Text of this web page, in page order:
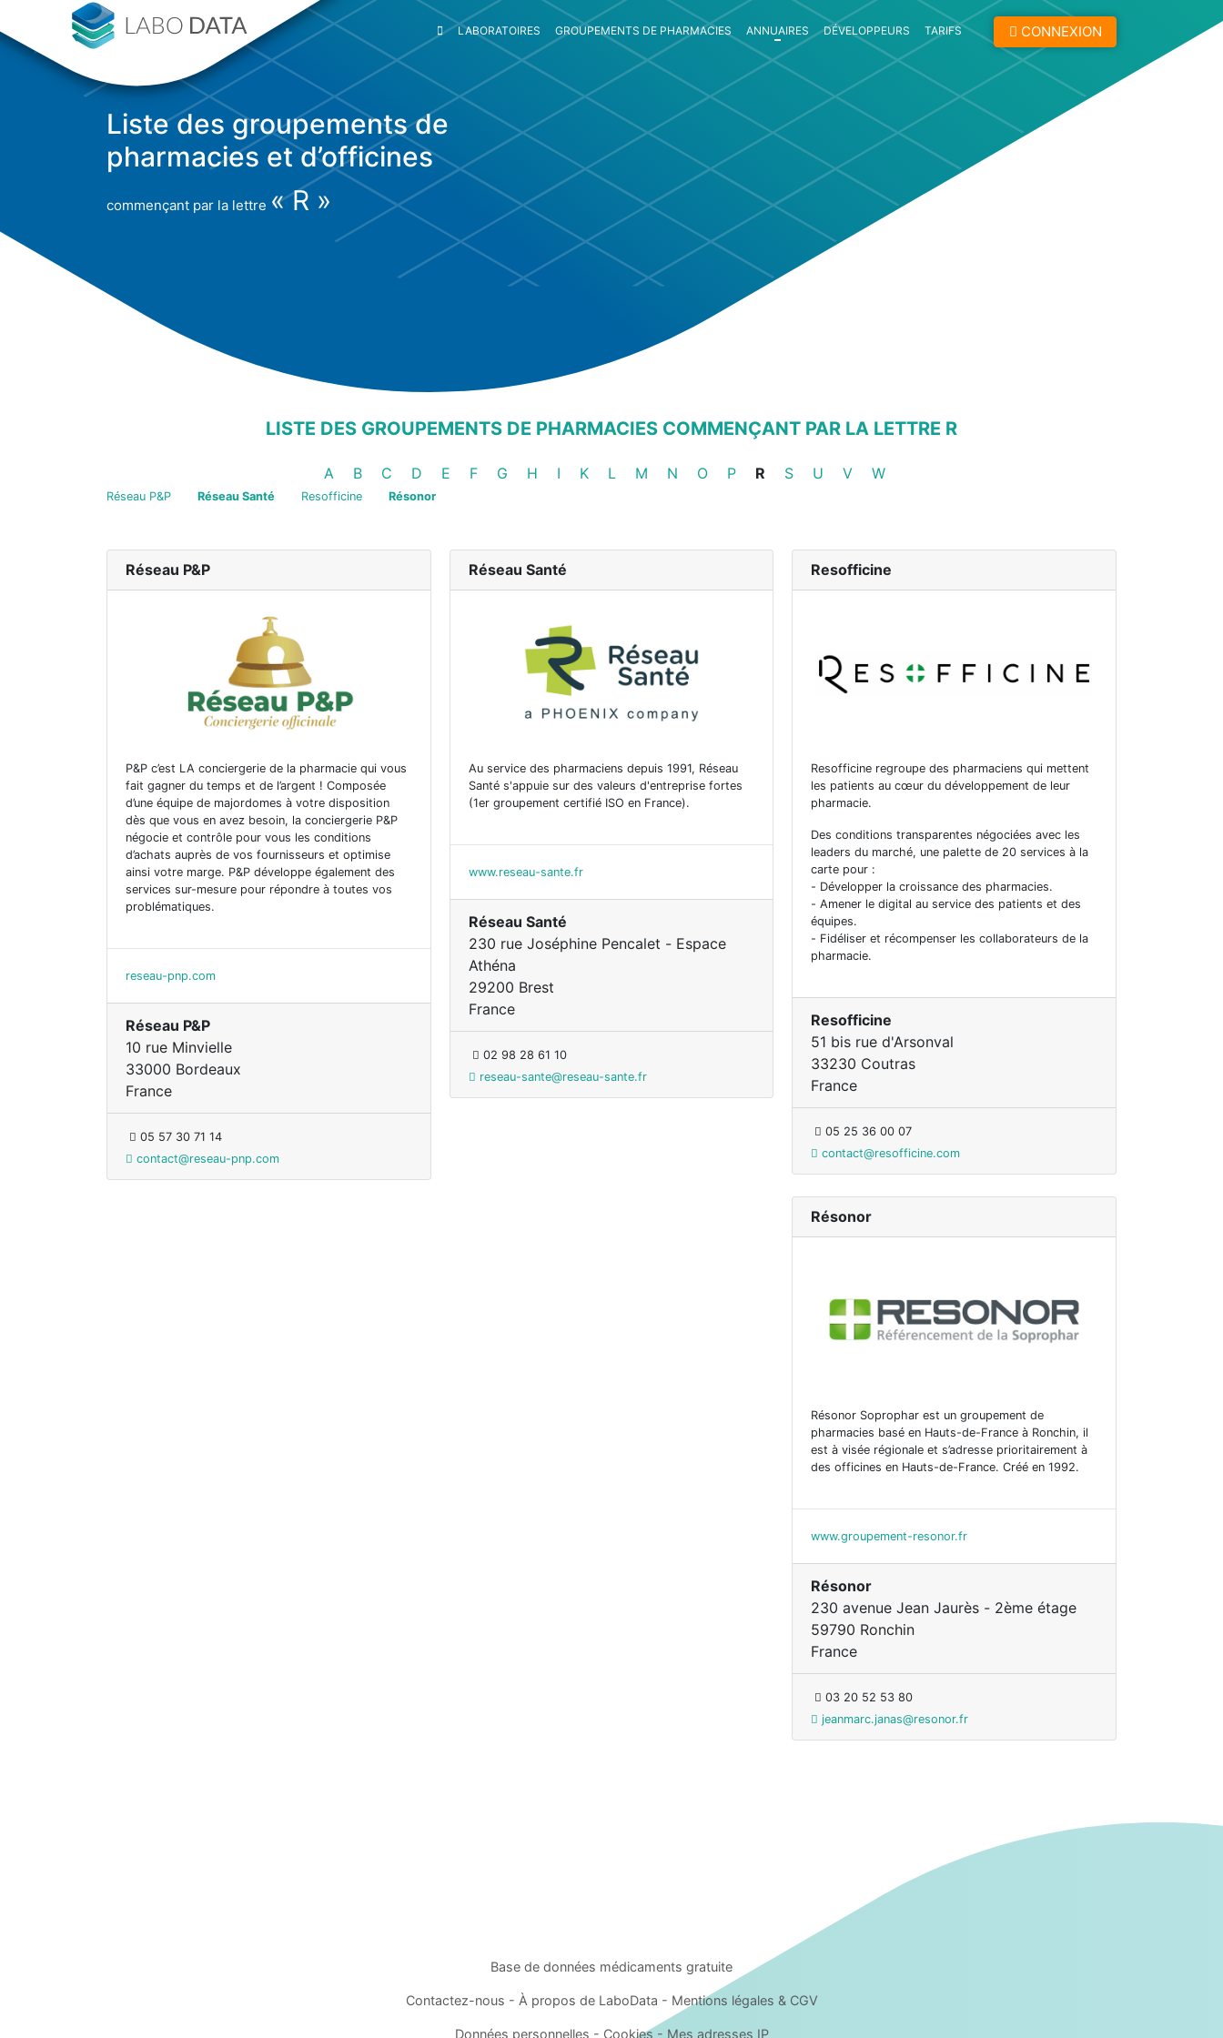
CONNEXION
LABORATOIRES GROUPEMENTS DE PHARMACIES ANNUAIRES DÉVELOPPEURS TARIFS
Liste des groupements de
pharmacies et d’officines
commençant par la lettre « R »
LISTE DES GROUPEMENTS DE PHARMACIES COMMENÇANT PAR LA LETTRE R
Groupements de pharmacies
A Groupements de pharmacies
B Groupements de pharmacies
C Groupements de pharmacies
D Groupements de pharmacies
E Groupements de pharmacies
F Groupements de pharmacies
G Groupements de pharmacies
H Groupements de pharmacies
I Groupements de pharmacies
K Groupements de pharmacies
L Groupements de pharmacies
M Groupements de pharmacies
N Groupements de pharmacies
O Groupements de pharmacies
P R Groupements de pharmacies
S Groupements de pharmacies
U Groupements de pharmacies
V Groupements de pharmacies
W
Réseau P&P Réseau Santé Resofficine Résonor
Réseau P&P
P&P c’est LA conciergerie de la pharmacie qui vous
fait gagner du temps et de l’argent ! Composée
d’une équipe de majordomes à votre disposition
dès que vous en avez besoin, la conciergerie P&P
négocie et contrôle pour vous les conditions
d’achats auprès de vos fournisseurs et optimise
ainsi votre marge. P&P développe également des
services sur-mesure pour répondre à toutes vos
problématiques.
reseau-pnp.com
Réseau P&P
10 rue Minvielle
33000 Bordeaux
France
05 57 30 71 14
contact@reseau-pnp.com
Réseau Santé
Au service des pharmaciens depuis 1991, Réseau
Santé s'appuie sur des valeurs d'entreprise fortes
(1er groupement certifié ISO en France).
www.reseau-sante.fr
Réseau Santé
230 rue Joséphine Pencalet - Espace
Athéna
29200 Brest
France
02 98 28 61 10
reseau-sante@reseau-sante.fr
Resofficine
Resofficine regroupe des pharmaciens qui mettent
les patients au cœur du développement de leur
pharmacie.
Des conditions transparentes négociées avec les
leaders du marché, une palette de 20 services à la
carte pour :
- Développer la croissance des pharmacies.
- Amener le digital au service des patients et des
équipes.
- Fidéliser et récompenser les collaborateurs de la
pharmacie.
Resofficine
51 bis rue d'Arsonval
33230 Coutras
France
05 25 36 00 07
contact@resofficine.com
Résonor
Résonor Soprophar est un groupement de
pharmacies basé en Hauts-de-France à Ronchin, il
est à visée régionale et s’adresse prioritairement à
des officines en Hauts-de-France. Créé en 1992.
www.groupement-resonor.fr
Résonor
230 avenue Jean Jaurès - 2ème étage
59790 Ronchin
France
03 20 52 53 80
jeanmarc.janas@resonor.fr
Base de données médicaments gratuite
Contactez-nous - À propos de LaboData - Mentions légales &CGV
Données personnelles - Cookies - Mes adresses IP